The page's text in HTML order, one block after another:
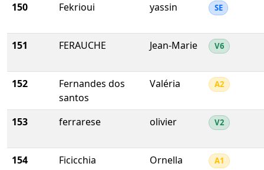
150 Fekrioui yassin SE
151 FERAUCHE Jean-Marie V6
152
Fernandes dos
santos
Valéria A2
153 ferrarese olivier V2
154 Ficicchia Ornella A1